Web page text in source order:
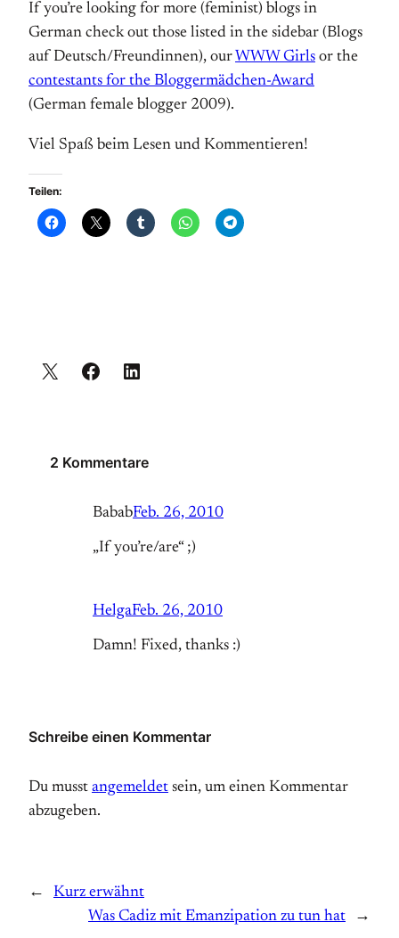
If you’re looking for more (feminist) blogs in
German check out those listed in the sidebar (Blogs
auf Deutsch/Freundinnen), our WWW Girls or the
contestants for the Bloggermädchen-Award
(German female blogger 2009).
Viel Spaß beim Lesen und Kommentieren!
Teilen:
2 Kommentare
BababFeb. 26, 2010
„If you’re/are“ ;)
HelgaFeb. 26, 2010
Damn! Fixed, thanks :)
Schreibe einen Kommentar
Du musst angemeldet sein, um einen Kommentar
abzugeben.
←
Kurz erwähnt
Was Cadiz mit Emanzipation zu tun hat
→